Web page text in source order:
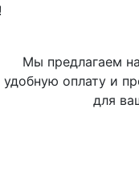
Мы предлагаем
удобную оплату и
для